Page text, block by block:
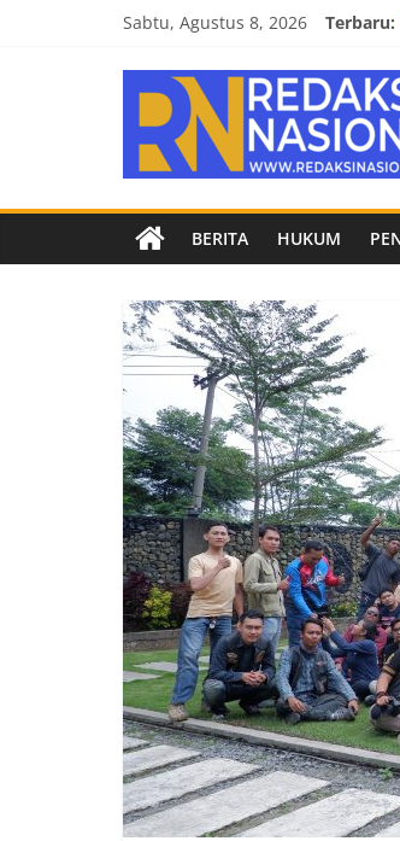
Sabtu, Agustus 8, 2026 Terbaru:
Redaksi
Nasional
Berita
terpercaya
netral
BERITA HUKUM